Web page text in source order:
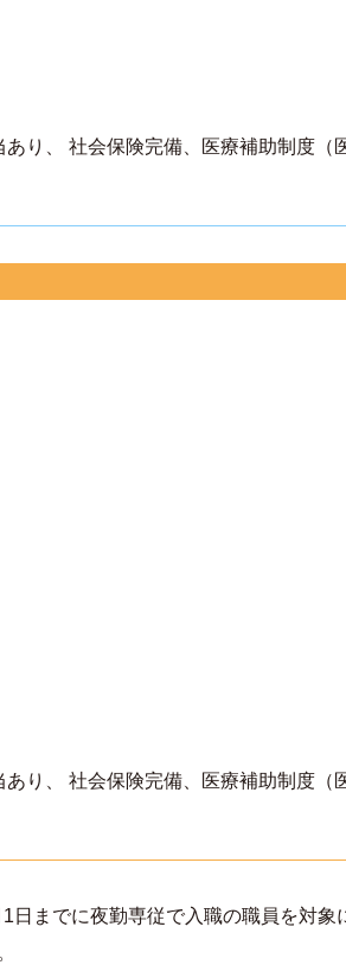
り、 社会保険完備、医療補助制度（
り、 社会保険完備、医療補助制度（
日までに夜勤専従で入職の職員を対象